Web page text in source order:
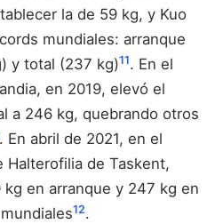
la de 59 kg, y Kuo
mundiales: arranque
y total (237 kg)11. En el
en 2019, elevó el
a 246 kg, quebrando otros
. En abril de 2021, en el
Halterofilia de Taskent,
en arranque y 247 kg en
12.